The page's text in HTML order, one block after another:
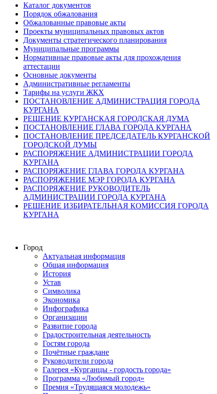
Каталог документов
Порядок обжалования
Обжалованные правовые акты
Проекты муниципальных правовых актов
Документы стратегического планирования
Муниципальные программы
Нормативные правовые акты для прохождения
аттестации
Основные документы
Административные регламенты
Тарифы на услуги ЖКХ
ПОСТАНОВЛЕНИЕ АДМИНИСТРАЦИЯ ГОРОДА
КУРГАНА
РЕШЕНИЕ КУРГАНСКАЯ ГОРОДСКАЯ ДУМА
ПОСТАНОВЛЕНИЕ ГЛАВА ГОРОДА КУРГАНА
ПОСТАНОВЛЕНИЕ ПРЕДСЕДАТЕЛЬ КУРГАНСКОЙ
ГОРОДСКОЙ ДУМЫ
РАСПОРЯЖЕНИЕ АДМИНИСТРАЦИИ ГОРОДА
КУРГАНА
РАСПОРЯЖЕНИЕ ГЛАВА ГОРОДА КУРГАНА
РАСПОРЯЖЕНИЕ МЭР ГОРОДА КУРГАНА
РАСПОРЯЖЕНИЕ РУКОВОДИТЕЛЬ
АДМИНИСТРАЦИИ ГОРОДА КУРГАНА
РЕШЕНИЕ ИЗБИРАТЕЛЬНАЯ КОМИССИЯ ГОРОДА
КУРГАНА
Город
Актуальная информация
Общая информация
История
Устав
Символика
Экономика
Инфографика
Организации
Развитие города
Градостроительная деятельность
Гостям города
Почётные граждане
Руководители города
Галерея «Курганцы - гордость города»
Программа «Любимый город»
Премия «Трудящаяся молодежь»